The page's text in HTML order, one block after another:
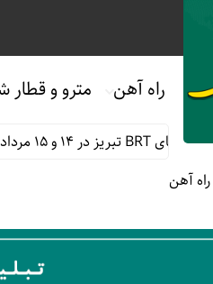
راه آهن مترو و قطار
راه آهن